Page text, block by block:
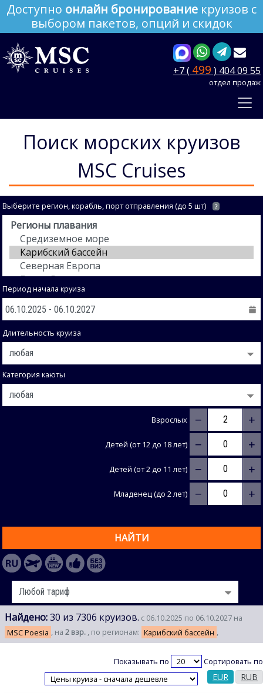
Доступно онлайн бронирование круизов с
выбором пакетов, опций и скидок
+7 ( 499 ) 404 09 55
отдел продаж
Поиск морских круизов
MSC Cruises
Выберите регион, корабль, порт отправления (до 5 шт) ?
Период начала круиза
Длительность круиза
Категория каюты
Взрослых − +
Детей (от 12 до 18 лет) − +
Детей (от 2 до 11 лет) − +
Младенец (до 2 лет) − +
НАЙТИ
Найдено:30 из 7306 круизов. с 06.10.2025 по 06.10.2027 на
MSC Poesia , на 2 взр. , по регионам: Карибский бассейн ,
Показывать по Сортировать по
EUR RUB